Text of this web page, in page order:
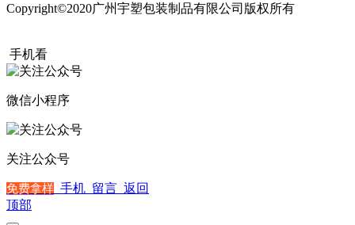
Copyright©2020广州宇塑包装制品有限公司版权所有
手机看
微信小程序
关注公众号
免费拿样 手机 留言 返回
顶部